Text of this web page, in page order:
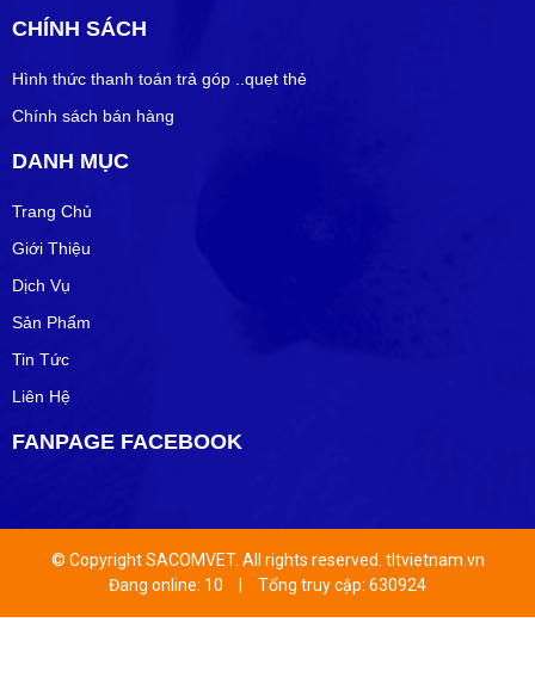
CHÍNH SÁCH
Hình thức thanh toán trả góp ..quẹt thẻ
Chính sách bán hàng
DANH MỤC
Trang Chủ
Giới Thiệu
Dịch Vụ
Sản Phẩm
Tin Tức
Liên Hệ
FANPAGE FACEBOOK
© Copyright SACOMVET. All rights reserved. tltvietnam.vn
Đang online: 10
Tổng truy cập: 630924